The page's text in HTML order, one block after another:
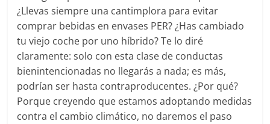
¿Llevas siempre una cantimplora para evitar
comprar bebidas en envases PER? ¿Has cambiado
tu viejo coche por uno híbrido? Te lo diré
claramente: solo con esta clase de conductas
bienintencionadas no llegarás a nada; es más,
podrían ser hasta contraproducentes. ¿Por qué?
Porque creyendo que estamos adoptando medidas
contra el cambio climático, no daremos el paso